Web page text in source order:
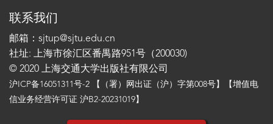
联系我们
邮箱：sjtup@sjtu.edu.cn
社址: 上海市徐汇区番禺路951号（200030)
© 2020 上海交通大学出版社有限公司
沪ICP备16051311号-2 【（署）网出证（沪）字第008号】【增值电
信业务经营许可证 沪B2-20231019】